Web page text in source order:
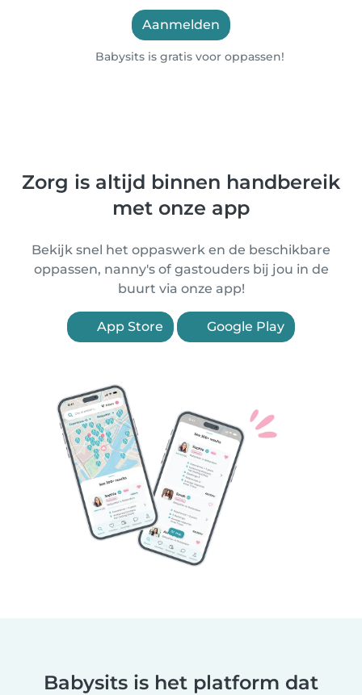
Aanmelden
Babysits is gratis voor oppassen!
Zorg is altijd binnen handbereik
met onze app
Bekijk snel het oppaswerk en de beschikbare
oppassen, nanny's of gastouders bij jou in de
buurt via onze app!
App Store Google Play
Babysits is het platform dat